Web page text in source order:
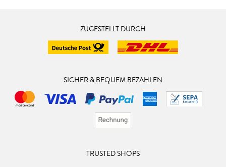
ZUGESTELLT DURCH
SICHER & BEQUEM BEZAHLEN
TRUSTED SHOPS